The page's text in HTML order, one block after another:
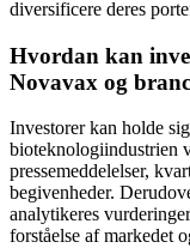
diversificere deres
Hvordan kan
Novavax og
Investorer kan holde
bioteknologiindustrien
pressemeddelelser,
begivenheder.
analytikeres
forståelse af markedet